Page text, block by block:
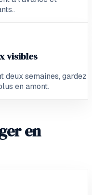
visibles
deux semaines, gardez
en amont.
en